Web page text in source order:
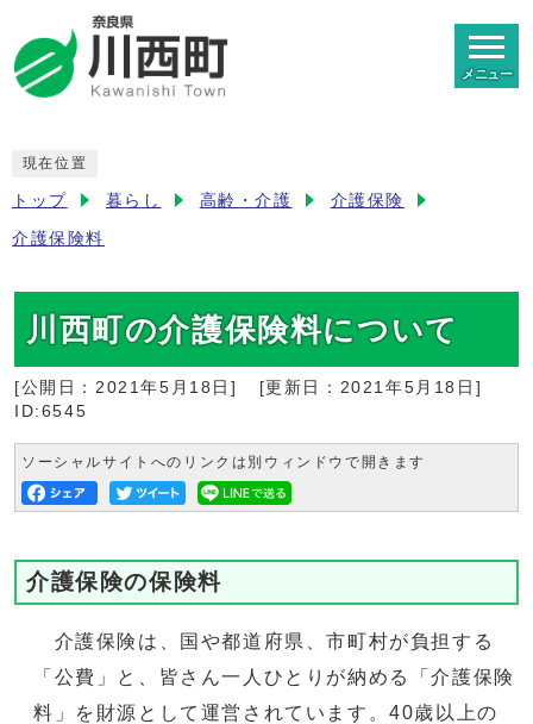
メニュー
現在位置
トップ 暮らし 高齢・介護 介護保険
介護保険料
川西町の介護保険料について
[公開日： 2021年5月18日 ] [更新日： 2021年5月18日 ]
ID:6545
ソーシャルサイトへのリンクは別ウィンドウで開きます
介護保険の保険料
介護保険は、国や都道府県、市町村が負担する
「公費」と、皆さん一人ひとりが納める「介護保険
料」を財源として運営されています。40歳以上の